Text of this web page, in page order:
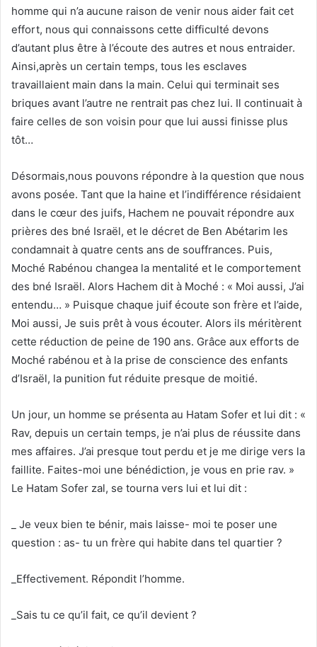
homme qui n’a aucune raison de venir nous aider fait cet
effort, nous qui connaissons cette difficulté devons
d’autant plus être à l’écoute des autres et nous entraider.
Ainsi,après un certain temps, tous les esclaves
travaillaient main dans la main. Celui qui terminait ses
briques avant l’autre ne rentrait pas chez lui. Il continuait à
faire celles de son voisin pour que lui aussi finisse plus
tôt…
Désormais,nous pouvons répondre à la question que nous
avons posée. Tant que la haine et l’indifférence résidaient
dans le cœur des juifs, Hachem ne pouvait répondre aux
prières des bné Israël, et le décret de Ben Abétarim les
condamnait à quatre cents ans de souffrances. Puis,
Moché Rabénou changea la mentalité et le comportement
des bné Israël. Alors Hachem dit à Moché : « Moi aussi, J’ai
entendu… » Puisque chaque juif écoute son frère et l’aide,
Moi aussi, Je suis prêt à vous écouter. Alors ils méritèrent
cette réduction de peine de 190 ans. Grâce aux efforts de
Moché rabénou et à la prise de conscience des enfants
d’Israël, la punition fut réduite presque de moitié.
Un jour, un homme se présenta au Hatam Sofer et lui dit : «
Rav, depuis un certain temps, je n’ai plus de réussite dans
mes affaires. J’ai presque tout perdu et je me dirige vers la
faillite. Faites-moi une bénédiction, je vous en prie rav. »
Le Hatam Sofer zal, se tourna vers lui et lui dit :
_ Je veux bien te bénir, mais laisse- moi te poser une
question : as- tu un frère qui habite dans tel quartier ?
_Effectivement. Répondit l’homme.
_Sais tu ce qu’il fait, ce qu’il devient ?